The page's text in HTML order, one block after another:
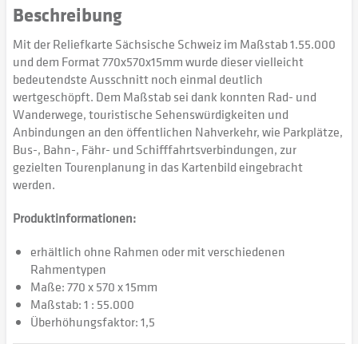
Beschreibung
Mit der Reliefkarte Sächsische Schweiz im Maßstab 1.55.000
und dem Format 770x570x15mm wurde dieser vielleicht
bedeutendste Ausschnitt noch einmal deutlich
wertgeschöpft. Dem Maßstab sei dank konnten Rad- und
Wanderwege, touristische Sehenswürdigkeiten und
Anbindungen an den öffentlichen Nahverkehr, wie Parkplätze,
Bus-, Bahn-, Fähr- und Schifffahrtsverbindungen, zur
gezielten Tourenplanung in das Kartenbild eingebracht
werden.
Produktinformationen:
erhältlich ohne Rahmen oder mit verschiedenen
Rahmentypen
Maße: 770 x 570 x 15mm
Maßstab: 1 : 55.000
Überhöhungsfaktor: 1,5